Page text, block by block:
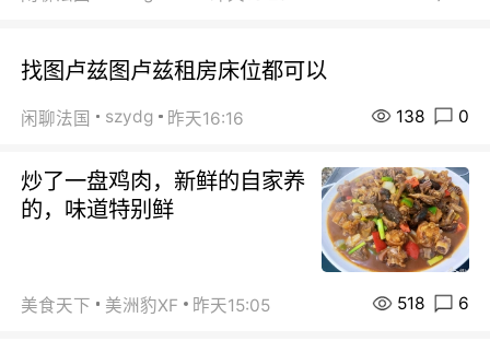
找图卢兹图卢兹租房床位都可以
闲聊法国 szydg 昨天16:16 138 0
炒了一盘鸡肉，新鲜的自家养
的，味道特别鲜
美食天下 美洲豹XF 昨天15:05 518 6